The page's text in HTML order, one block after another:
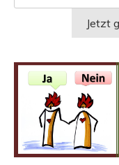
Jetzt